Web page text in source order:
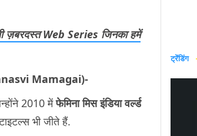
ज़बरदस्त Web Series जिनका हमें
Mamagai)-
2010 मेंफेमिना मिस इंडिया वर्ल्ड
भी जीते हैं.
ट्रेंडिंग